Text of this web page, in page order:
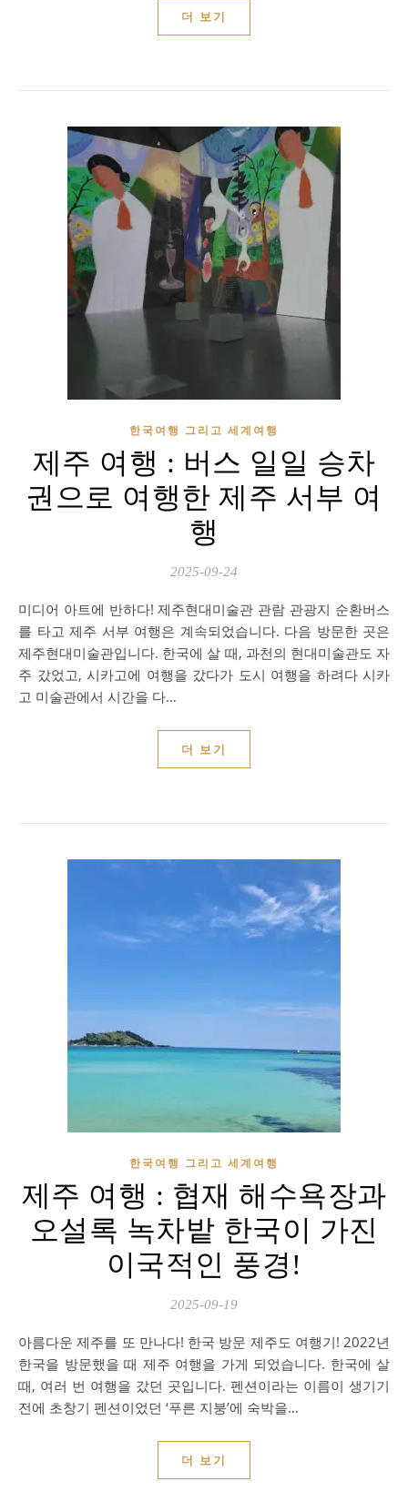
더 보기
한국여행 그리고 세계여행
제주 여행 : 버스 일일 승차
권으로 여행한 제주 서부 여
행
2025-09-24
미디어 아트에 반하다! 제주현대미술관 관람 관광지 순환버스
를 타고 제주 서부 여행은 계속되었습니다. 다음 방문한 곳은
제주현대미술관입니다. 한국에 살 때, 과천의 현대미술관도 자
주 갔었고, 시카고에 여행을 갔다가 도시 여행을 하려다 시카
고 미술관에서 시간을 다…
더 보기
한국여행 그리고 세계여행
제주 여행 : 협재 해수욕장과
오설록 녹차밭 한국이 가진
이국적인 풍경!
2025-09-19
아름다운 제주를 또 만나다! 한국 방문 제주도 여행기! 2022년
한국을 방문했을 때 제주 여행을 가게 되었습니다. 한국에 살
때, 여러 번 여행을 갔던 곳입니다. 펜션이라는 이름이 생기기
전에 초창기 펜션이었던 ‘푸른 지붕’에 숙박을…
더 보기